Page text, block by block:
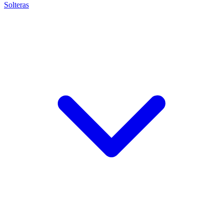
Solteras